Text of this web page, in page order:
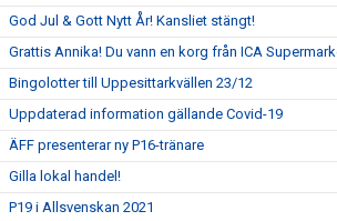
God Jul & Gott Nytt År! Kansliet stängt!
Grattis Annika! Du vann en korg från ICA
Bingolotter till Uppesittarkvällen 23/12
Uppdaterad information gällande Covid-19
ÄFF presenterar ny P16-tränare
Gilla lokal handel!
P19 i Allsvenskan 2021